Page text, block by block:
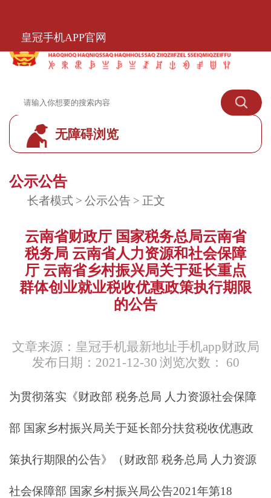
皇冠手机APP官网
无障碍浏览
公示公告
长者模式 > 公示公告 > 正文
云南省财政厅 国家税务总局云南省
税务局 云南省人力资源和社会保障
厅 云南省乡村振兴局关于延长重点
群体创业就业税收优惠政策执行期限
的公告
文章来源：皇冠手机最新地址手机app财政局
发布日期：2021-12-30 浏览次数： 60
为贯彻落实《财政部 税务总局 人力资源社会保障
部 国家乡村振兴局关于延长部分扶贫税收优惠政
策执行期限的公告》（财政部 税务总局 人力资源
社会保障部 国家乡村振兴局公告2021年第18